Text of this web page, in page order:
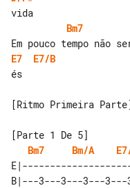
Bm7
E7
E7/B
és
[Ritmo Primeira
Bm7
Bm/A
B|---3---3---3---